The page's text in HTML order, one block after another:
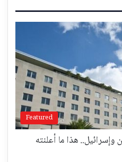
Featured
هذا ما أعلنته